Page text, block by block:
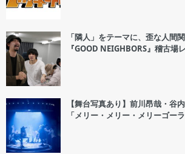
「隣人」をテーマに、歪な人間
『GOOD NEIGHBORS』稽古場
【舞台写真あり】前川昂哉・谷
「メリー・メリー・メリーゴー